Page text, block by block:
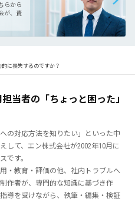
らから
が、責
に喪失するのですか？
当者の「ちょっと困った」
の対応方法を知りたい」といった中
して、エン株式会社が2002年10月に
です。
・教育・評価の他、社内トラブルへ
作者が、専門的な知識に基づき作
導を受けながら、執筆・編集・検証